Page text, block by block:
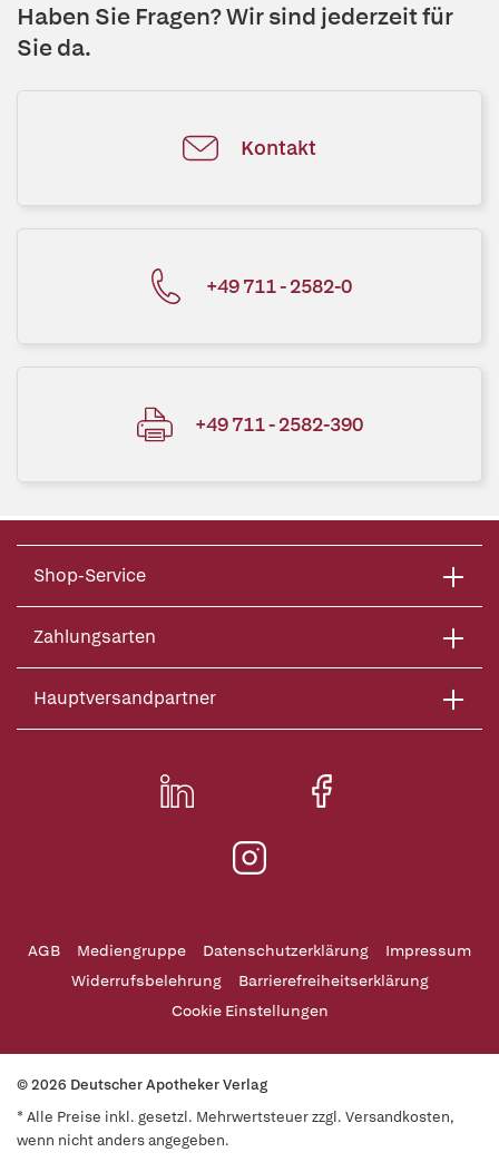
Haben Sie Fragen? Wir sind jederzeit für
Sie da.
Kontakt
+49 711 - 2582-0
+49 711 - 2582-390
Shop-Service
Zahlungsarten
Hauptversandpartner
AGB Mediengruppe Datenschutzerklärung
Impressum
Widerrufsbelehrung
Barrierefreiheitserklärung
Cookie Einstellungen
© 2026 Deutscher Apotheker Verlag
* Alle Preise inkl. gesetzl. Mehrwertsteuer zzgl. Versandkosten,
wenn nicht anders angegeben.